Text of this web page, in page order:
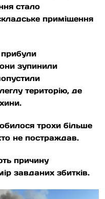
стало
приміщення
прибули
зупинили
територію, де
трохи більше
не постраждав.
причину
завданих збитків.